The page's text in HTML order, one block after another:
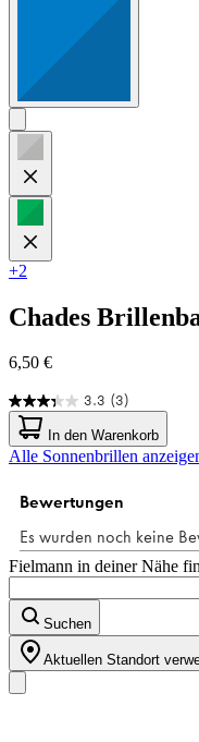
+2
Chades
6,50 €
3.3 (3)
3.3
von
5
Sternen.
Bewertungen
In den Warenkorb
Alle Sonnenbrillen
Fielmann in deiner Nähe
Suchen
Aktuellen Standort